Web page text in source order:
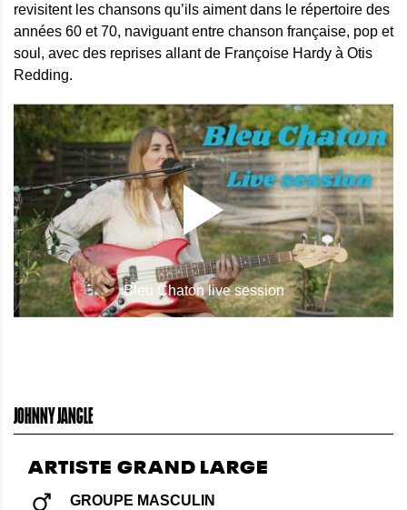
revisitent les chansons qu’ils aiment dans le répertoire des
années 60 et 70, naviguant entre chanson française, pop et
soul, avec des reprises allant de Françoise Hardy à Otis
Redding.
Bleu Chaton live session
JOHNNY JANGLE
ARTISTE GRAND LARGE
GROUPE MASCULIN